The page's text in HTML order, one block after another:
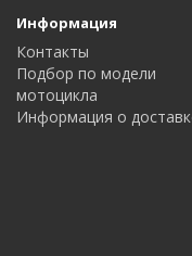
Информация
Контакты
Подбор по модели
мотоцикла
Информация о